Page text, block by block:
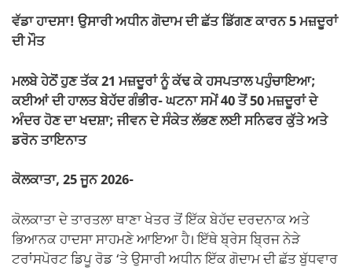
e
b
o
o
k
s
p
p
gr
m
y
n
k
e
ਵੱਡਾ ਹਾਦਸਾ! ਉਸਾਰੀ ਅਧੀਨ ਗੋਦਾਮ ਦੀ ਛੱਤ ਡਿੱਗਣ ਕਾਰਨ 5 ਮਜ਼ਦੂਰਾਂ
ਦੀ ਮੌਤ
ਮਲਬੇ ਹੇਠੋਂ ਹੁਣ ਤੱਕ 21 ਮਜ਼ਦੂਰਾਂ ਨੂੰ ਕੱਢ ਕੇ ਹਸਪਤਾਲ ਪਹੁੰਚਾਇਆ;
ਕਈਆਂ ਦੀ ਹਾਲਤ ਬੇਹੱਦ ਗੰਭੀਰ- ਘਟਨਾ ਸਮੇਂ 40 ਤੋਂ 50 ਮਜ਼ਦੂਰਾਂ ਦੇ
ਅੰਦਰ ਹੋਣ ਦਾ ਖਦਸ਼ਾ; ਜੀਵਨ ਦੇ ਸੰਕੇਤ ਲੱਭਣ ਲਈ ਸਨਿਫਰ ਕੁੱਤੇ ਅਤੇ
ਡਰੋਨ ਤਾਇਨਾਤ
ਕੋਲਕਾਤਾ, 25 ਜੂਨ 2026-
ਕੋਲਕਾਤਾ ਦੇ ਤਾਰਤਲਾ ਥਾਣਾ ਖੇਤਰ ਤੋਂ ਇੱਕ ਬੇਹੱਦ ਦਰਦਨਾਕ ਅਤੇ
ਭਿਆਨਕ ਹਾਦਸਾ ਸਾਹਮਣੇ ਆਇਆ ਹੈ। ਇੱਥੇ ਬ੍ਰੇਸ ਬ੍ਰਿਜ ਨੇੜੇ
ਟਰਾਂਸਪੋਰਟ ਡਿਪੂ ਰੋਡ ‘ਤੇ ਉਸਾਰੀ ਅਧੀਨ ਇੱਕ ਗੋਦਾਮ ਦੀ ਛੱਤ ਬੁੱਧਵਾਰ